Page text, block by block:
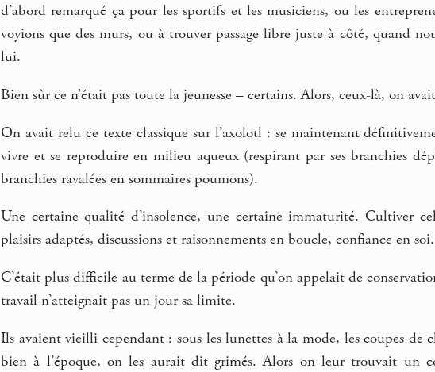
d’abord remarqué ça pour les sportifs et les musiciens, ou les
voyions que des murs, ou à trouver passage libre juste à côté, quand
lui.
Bien sûr ce n’était pas toute la jeunesse – certains. Alors, ceux-là, on
On avait relu ce texte classique sur l’axolotl : se maintenant
vivre et se reproduire en milieu aqueux (respirant par ses branchies
branchies ravalées en sommaires poumons).
Une certaine qualité d’insolence, une certaine immaturité. Cultiver
plaisirs adaptés, discussions et raisonnements en boucle, confiance en soi.
C’était plus difficile au terme de la période qu’on appelait de
travail n’atteignait pas un jour sa limite.
Ils avaient vieilli cependant : sous les lunettes à la mode, les coupes
bien à l’époque, on les aurait dit grimés. Alors on leur trouvait un